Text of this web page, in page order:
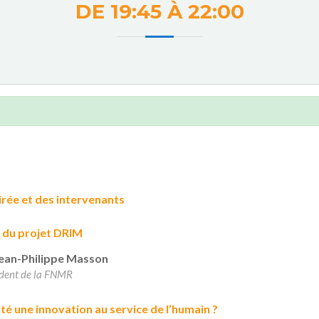
DE 19:45 À 22:00
et des intervenants
projet DRIM
Philippe Masson
de la FNMR
une innovation au service de l’humain ?